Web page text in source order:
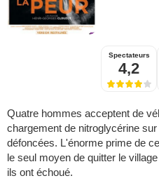
Spectateurs
4,2
Quatre hommes acceptent de
chargement de nitroglycérine
défoncées. L'énorme prime de
le seul moyen de quitter le
ils ont échoué.